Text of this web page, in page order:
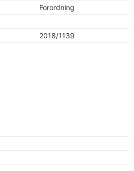
Forordning
2018/1139